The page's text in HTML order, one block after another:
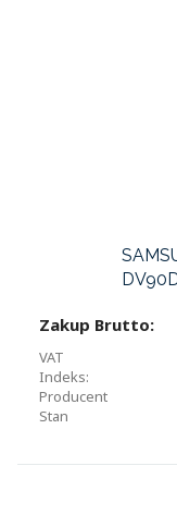
Zakup Brutto:
VAT
Indeks:
Producent
Stan